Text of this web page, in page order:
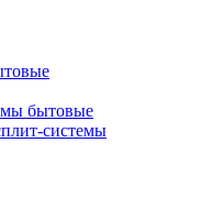
бытовые
системы